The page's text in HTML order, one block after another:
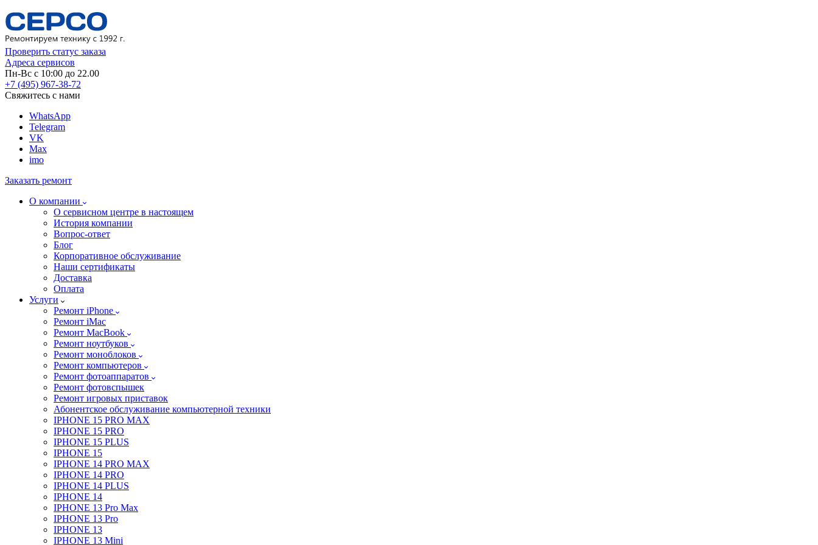
Проверить статус заказа
Адреса сервисов
Пн-Вс с 10:00 до 22.00
+7 (495) 967-38-72
Свяжитесь с нами
WhatsApp
Telegram
VK
Max
imo
Заказать ремонт
О компании
О сервисном центре в настоящем
История компании
Вопрос-ответ
Блог
Корпоративное обслуживание
Наши сертификаты
Доставка
Оплата
Услуги
Ремонт iPhone
Ремонт iMac
Ремонт MacBook
Ремонт ноутбуков
Ремонт моноблоков
Ремонт компьютеров
Ремонт фотоаппаратов
Ремонт фотовспышек
Ремонт игровых приставок
Абонентское обслуживание компьютерной техники
IPHONE 15 PRO MAX
IPHONE 15 PRO
IPHONE 15 PLUS
IPHONE 15
IPHONE 14 PRO MAX
IPHONE 14 PRO
IPHONE 14 PLUS
IPHONE 14
IPHONE 13 Pro Max
IPHONE 13 Pro
IPHONE 13
IPHONE 13 Mini